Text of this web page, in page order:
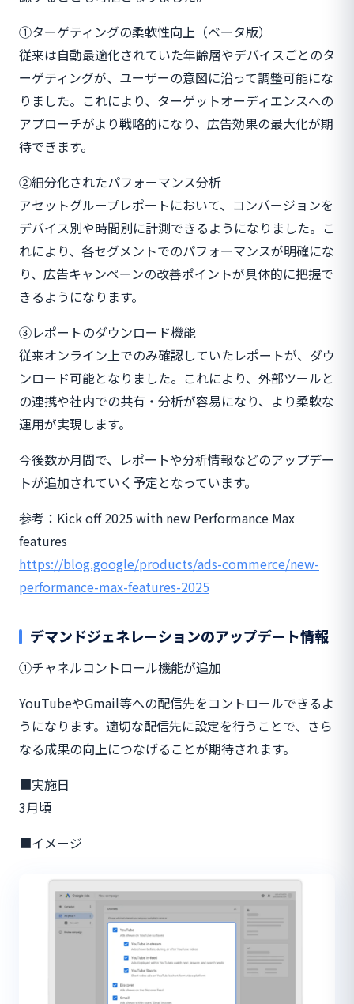
①ターゲティングの柔軟性向上（ベータ版）
従来は自動最適化されていた年齢層やデバイスごとのタ
ーゲティングが、ユーザーの意図に沿って調整可能にな
りました。これにより、ターゲットオーディエンスへの
アプローチがより戦略的になり、広告効果の最大化が期
待できます。
②細分化されたパフォーマンス分析
アセットグループレポートにおいて、コンバージョンを
デバイス別や時間別に計測できるようになりました。こ
れにより、各セグメントでのパフォーマンスが明確にな
り、広告キャンペーンの改善ポイントが具体的に把握で
きるようになります。
③レポートのダウンロード機能
従来オンライン上でのみ確認していたレポートが、ダウ
ンロード可能となりました。これにより、外部ツールと
の連携や社内での共有・分析が容易になり、より柔軟な
運用が実現します。
今後数か月間で、レポートや分析情報などのアップデー
トが追加されていく予定となっています。
参考：Kick off 2025 with new Performance Max
features
https://blog.google/products/ads-commerce/new-
performance-max-features-2025
デマンドジェネレーションのアップデート情報
①チャネルコントロール機能が追加
YouTubeやGmail等への配信先をコントロールできるよ
うになります。適切な配信先に設定を行うことで、さら
なる成果の向上につなげることが期待されます。
■実施日
3月頃
■イメージ